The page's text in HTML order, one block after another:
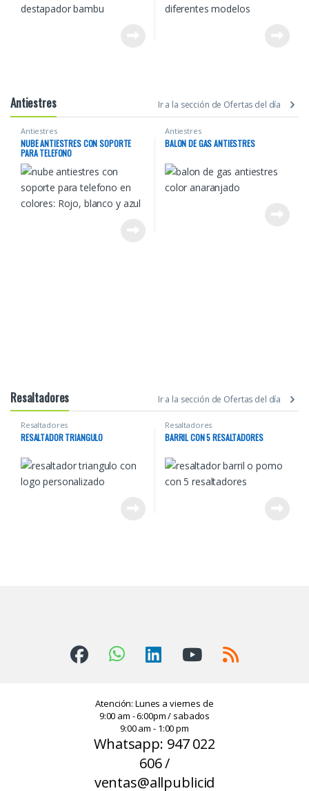
Antiestres Ir a la sección de Ofertas del día
Antiestres
NUBE ANTIESTRES CON SOPORTE
PARA TELEFONO
Antiestres
BALON DE GAS ANTIESTRES
Resaltadores Ir a la sección de Ofertas del día
Resaltadores
RESALTADOR TRIANGULO
Resaltadores
BARRIL CON 5 RESALTADORES
Atención: Lunes a viernes de
9:00 am - 6:00pm / sabados
9:00 am - 1:00 pm
Whatsapp: 947 022
606 /
ventas@allpublicid